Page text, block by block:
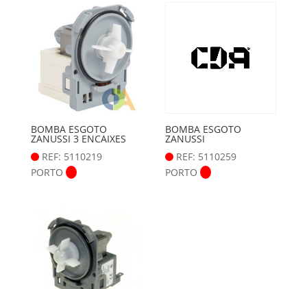
BOMBA ESGOTO
ZANUSSI 3 ENCAIXES
REF: 5110219
PORTO
BOMBA ESGOTO
ZANUSSI
REF: 5110259
PORTO